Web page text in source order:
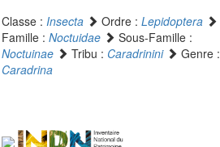
Classe : Insecta Ordre : Lepidoptera
Famille : Noctuidae
Sous-Famille :
Noctuinae
Tribu : Caradrinini
Genre :
Caradrina